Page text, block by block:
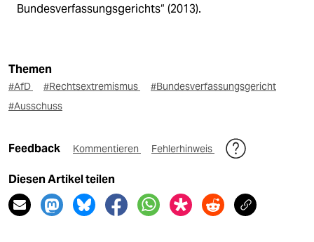
Bundesverfassungsgerichts“ (2013).
Themen
#AfD #Rechtsextremismus
#Bundesverfassungsgericht
#Ausschuss
Feedback Kommentieren Fehlerhinweis
Diesen Artikel teilen